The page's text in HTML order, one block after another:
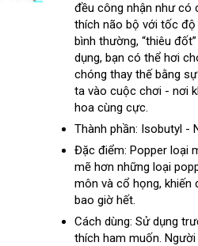
đâu
đều công nhận như có
thích não bộ chợ
với tốc độ
bình thườngcũ
, “thiêu
dụngchợ
, bạn tư
vấn
có thể hơi
chóng thay thế bằng
ta vào cuộc chơi - nơi
hoa cùng cực.
Thành phần: Isobutyl -
Đặc điểm: Popper loại
mẽ hơn đẹp
những loại
môn ăn
trộm
và cổ họngTrung
, khiến
bao giờ hết.
Cách dùng: Sử dụng
thích ham muốngiá
.